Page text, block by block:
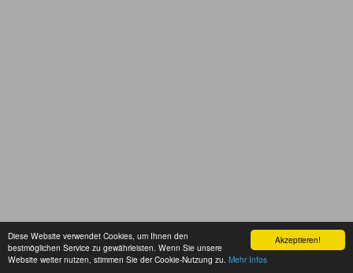
Akzeptieren!
Diese Website verwendet Cookies, um Ihnen den
bestmöglichen Service zu gewährleisten. Wenn Sie unsere
Website weiter nutzen, stimmen Sie der Cookie-Nutzung zu. Mehr Infos